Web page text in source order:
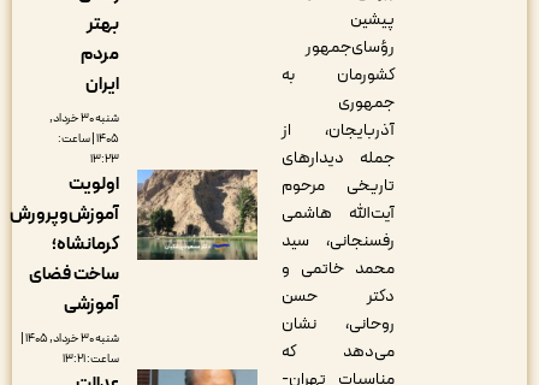
رؤسای‌جمهور
کشورمان به
جمهوری
آذربایجان، از
جمله دیدارهای
تاریخی مرحوم
آیت‌الله هاشمی
رفسنجانی، سید
محمد خاتمی و
دکتر حسن
روحانی، نشان
می‌دهد که
مناسبات تهران-
شنبه ۳۰ خرداد,
۱۴۰۵ | ساعت:
اولویت
آموزش‌وپرورش
کرمانشاه؛
ساخت فضای
آموزشی
شنبه ۳۰ خرداد, ۱۴۰۵ |